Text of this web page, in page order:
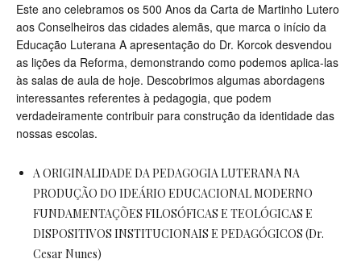
Este ano celebramos os 500 Anos da Carta de Martinho Lutero
aos Conselheiros das cidades alemãs, que marca o início da
Educação Luterana A apresentação do Dr. Korcok desvendou
as lições da Reforma, demonstrando como podemos aplica-las
às salas de aula de hoje. Descobrimos algumas abordagens
interessantes referentes à pedagogia, que podem
verdadeiramente contribuir para construção da identidade das
nossas escolas.
A ORIGINALIDADE DA PEDAGOGIA LUTERANA NA
PRODUÇÃO DO IDEÁRIO EDUCACIONAL MODERNO
FUNDAMENTAÇÕES FILOSÓFICAS E TEOLÓGICAS E
DISPOSITIVOS INSTITUCIONAIS E PEDAGÓGICOS (Dr.
Cesar Nunes)